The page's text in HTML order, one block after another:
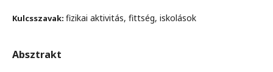
Kulcsszavak: fizikai aktivitás, fittség, iskolások
Absztrakt